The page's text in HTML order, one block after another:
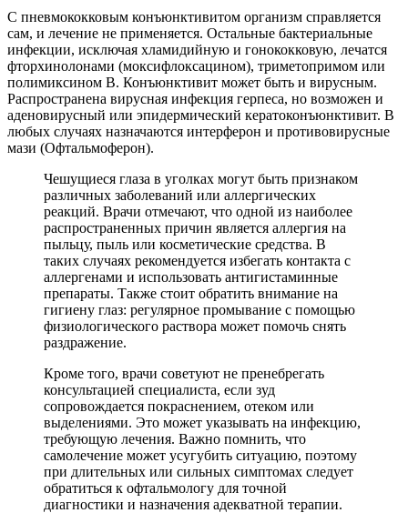
С пневмококковым конъюнктивитом организм справляется
сам, и лечение не применяется. Остальные бактериальные
инфекции, исключая хламидийную и гонококковую, лечатся
фторхинолонами (моксифлоксацином), триметопримом или
полимиксином B. Конъюнктивит может быть и вирусным.
Распространена вирусная инфекция герпеса, но возможен и
аденовирусный или эпидермический кератоконъюнктивит. В
любых случаях назначаются интерферон и противовирусные
мази (Офтальмоферон).
Чешущиеся глаза в уголках могут быть признаком
различных заболеваний или аллергических
реакций. Врачи отмечают, что одной из наиболее
распространенных причин является аллергия на
пыльцу, пыль или косметические средства. В
таких случаях рекомендуется избегать контакта с
аллергенами и использовать антигистаминные
препараты. Также стоит обратить внимание на
гигиену глаз: регулярное промывание с помощью
физиологического раствора может помочь снять
раздражение.
Кроме того, врачи советуют не пренебрегать
консультацией специалиста, если зуд
сопровождается покраснением, отеком или
выделениями. Это может указывать на инфекцию,
требующую лечения. Важно помнить, что
самолечение может усугубить ситуацию, поэтому
при длительных или сильных симптомах следует
обратиться к офтальмологу для точной
диагностики и назначения адекватной терапии.